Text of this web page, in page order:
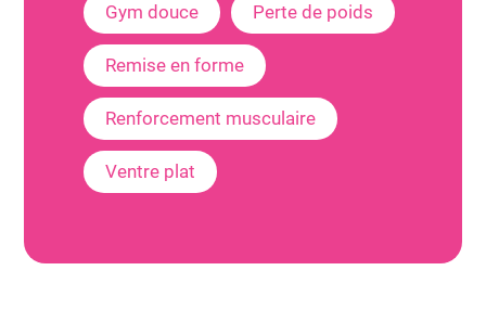
Gym douce Perte de poids
Remise en forme
Renforcement musculaire
Ventre plat